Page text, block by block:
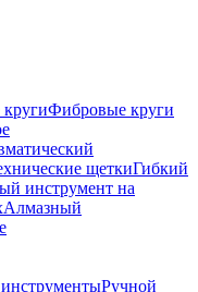
Фибровые круги
щеткиГибкий
инструмент на
Алмазный
Ручной